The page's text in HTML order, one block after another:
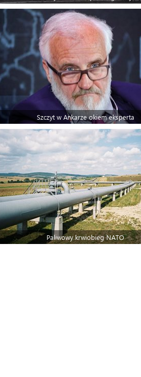
Szczyt w Ankarze okiem eksperta
Paliwowy krwiobieg NATO